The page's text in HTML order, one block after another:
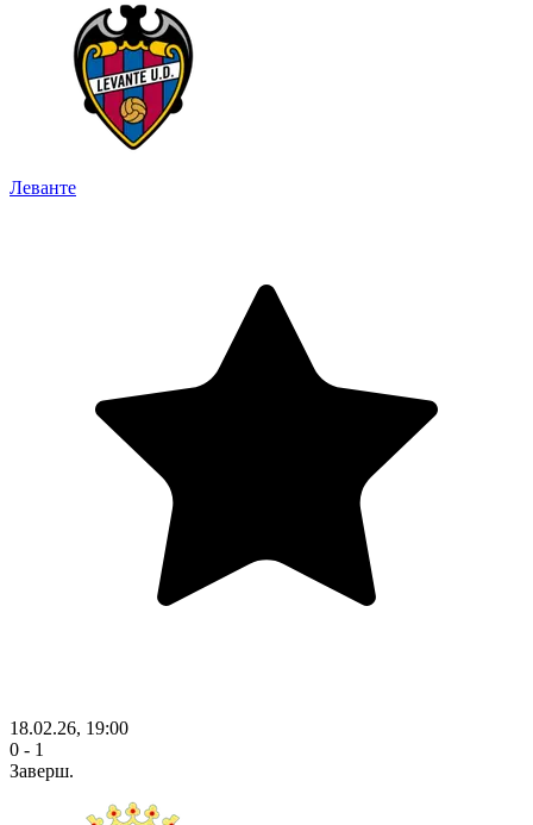
Леванте
18.02.26, 19:00
0 - 1
Заверш.